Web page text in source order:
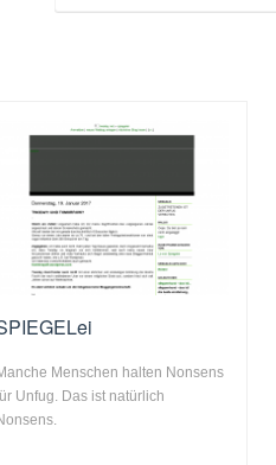
Menschen halten Nonsens
Unfug. Das ist natürlich